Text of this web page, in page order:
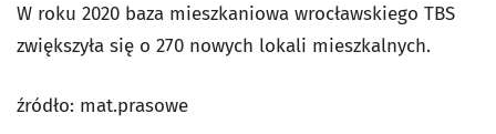
W roku 2020 baza mieszkaniowa wrocławskiego TBS
zwiększyła się o 270 nowych lokali mieszkalnych.
źródło: mat.prasowe